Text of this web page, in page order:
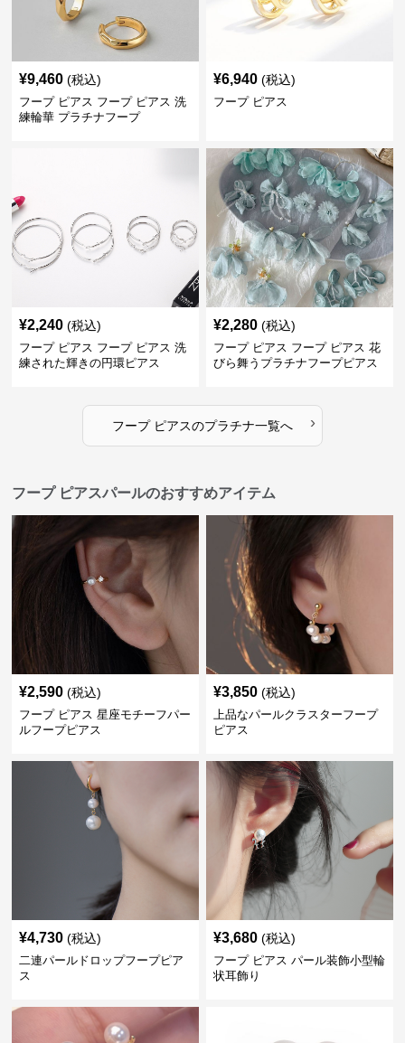
¥9,460 (税込)
フープ ピアス フープ ピアス 洗
練輪華 プラチナフープ
¥6,940 (税込)
フープ ピアス
¥2,240 (税込)
フープ ピアス フープ ピアス 洗
練された輝きの円環ピアス
¥2,280 (税込)
フープ ピアス フープ ピアス 花
びら舞うプラチナフープピアス
フープ ピアスのプラチナ一覧へ ›
フープ ピアスパールのおすすめアイテム
¥2,590 (税込)
フープ ピアス 星座モチーフパー
ルフープピアス
¥3,850 (税込)
上品なパールクラスターフープ
ピアス
¥4,730 (税込)
二連パールドロップフープピア
ス
¥3,680 (税込)
フープ ピアス パール装飾小型輪
状耳飾り